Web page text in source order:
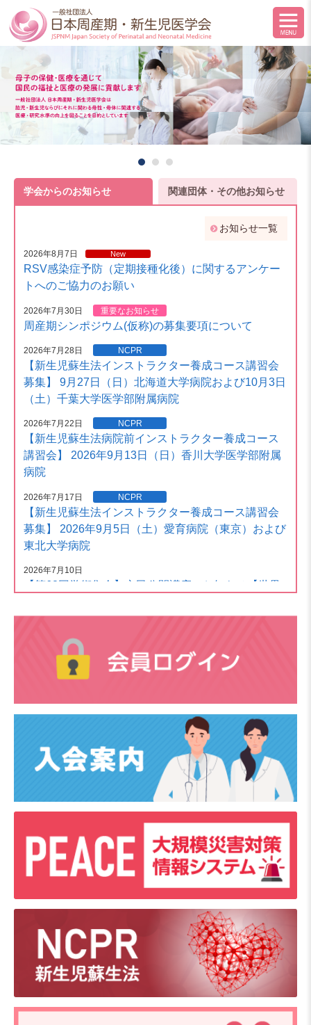
学会からのお知らせ 関連団体・その他お知らせ
お知らせ一覧
2026年8月7日 New
RSV感染症予防（定期接種化後）に関するアンケー
トへのご協力のお願い
2026年7月30日 重要なお知らせ
周産期シンポジウム(仮称)の募集要項について
2026年7月28日 NCPR
【新生児蘇生法インストラクター養成コース講習会
募集】 9月27日（日）北海道大学病院および10月3日
（土）千葉大学医学部附属病院
2026年7月22日 NCPR
【新生児蘇生法病院前インストラクター養成コース
講習会】 2026年9月13日（日）香川大学医学部附属
病院
2026年7月17日 NCPR
【新生児蘇生法インストラクター養成コース講習会
募集】 2026年9月5日（土）愛育病院（東京）および
東北大学病院
2026年7月10日
【第62回学術集会】市民公開講座のお知らせ【世界
第62回学術集会に伴う事務局不在のお知らせ
2026年7月6日 NCPR
【新生児蘇生法インストラクター養成コース講習会
院
【新生児蘇生法インストラクター向けフォローアッ
プコース講習会募集】 2026年8月23日（日）国立成